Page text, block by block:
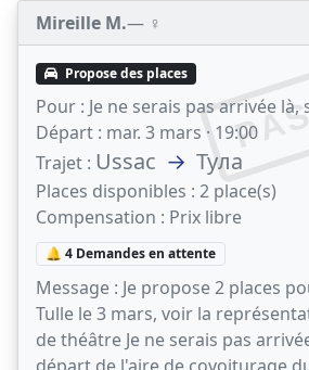
Mireille M.— ♀️
Propose des places
Pour : Je ne serais pas arrivée là,
Départ : mar. 3 mars · 19:00
Trajet : Ussac → Тула
Places disponibles : 2 place(s)
Compensation : Prix libre
🔔 4 Demandes en attente
Message : Je propose 2 places
Tulle le 3 mars, voir la
de théâtre Je ne serais pas